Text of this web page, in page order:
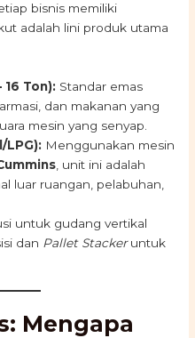
bisnis memiliki
adalah lini produk utama
Ton): Standar emas
dan makanan yang
mesin yang senyap.
LPG): Menggunakan mesin
, unit ini adalah
luar ruangan, pelabuhan,
untuk gudang vertikal
dan Pallet Stackeruntuk
Mengapa